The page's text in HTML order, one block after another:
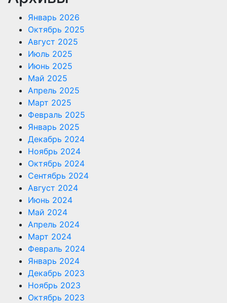
Январь 2026
Октябрь 2025
Август 2025
Июль 2025
Июнь 2025
Май 2025
Апрель 2025
Март 2025
Февраль 2025
Январь 2025
Декабрь 2024
Ноябрь 2024
Октябрь 2024
Сентябрь 2024
Август 2024
Июнь 2024
Май 2024
Апрель 2024
Март 2024
Февраль 2024
Январь 2024
Декабрь 2023
Ноябрь 2023
Октябрь 2023